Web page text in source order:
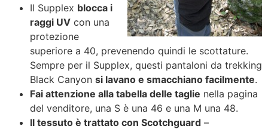
Il Supplex blocca i
raggi UV con una
protezione
superiore a 40, prevenendo quindi le scottature.
Sempre per il Supplex, questi pantaloni da trekking
Black Canyon si lavano e smacchiano facilmente.
Fai attenzione alla tabella delle taglie nella pagina
del venditore, una S è una 46 e una M una 48.
Il tessuto è trattato con Scotchguard –